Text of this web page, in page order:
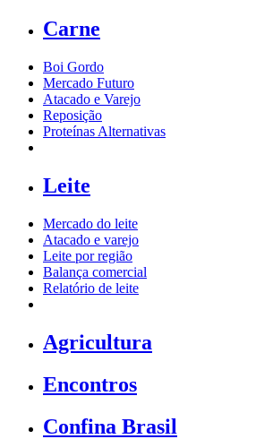
Carne
Boi Gordo
Mercado Futuro
Atacado e Varejo
Reposição
Proteínas Alternativas
Leite
Mercado do leite
Atacado e varejo
Leite por região
Balança comercial
Relatório de leite
Agricultura
Encontros
Confina Brasil